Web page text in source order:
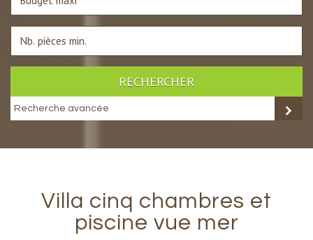
RECHERCHER
Recherche avancée
villa cinq chambres et
piscine vue mer